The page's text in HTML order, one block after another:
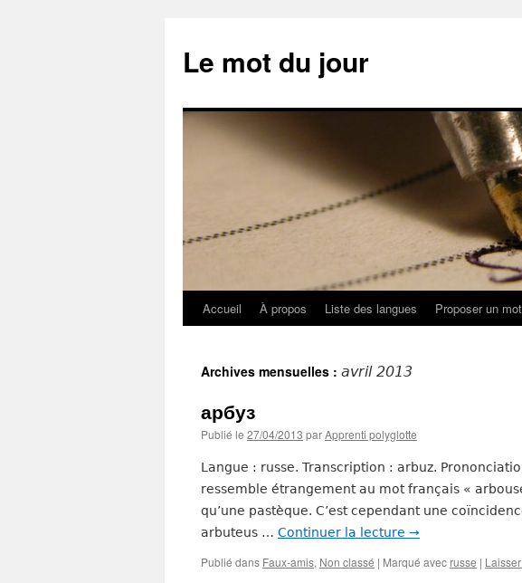
contenu
Le mot du jour
Accueil À propos Liste des langues Proposer un mot
Archives mensuelles : avril 2013
арбуз
Publié le 27/04/2013 parApprenti polyglotte
Langue : russe. Transcription : arbuz.
ressemble étrangement au mot français «
qu’une pastèque. C’est cependant une
arbuteus … Continuer la lecture →
Publié dans Faux-amis, Non classé | Marqué avec russe |